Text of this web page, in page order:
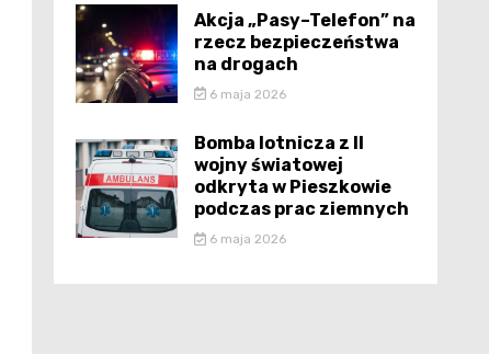
Akcja „Pasy–Telefon” na
rzecz bezpieczeństwa
na drogach
6 maja 2026
Bomba lotnicza z II
wojny światowej
odkryta w Pieszkowie
podczas prac ziemnych
6 maja 2026